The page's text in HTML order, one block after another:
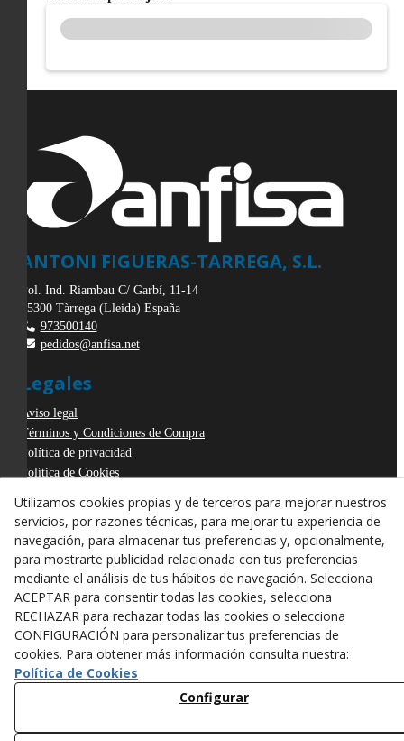
ANTONI FIGUERAS-TARREGA, S.L.
Pol. Ind. Riambau C/ Garbí, 11-14
25300 Tàrrega (Lleida) España
973500140
pedidos@anfisa.net
Legales
Aviso legal
Términos y Condiciones de Compra
Política de privacidad
Política de Cookies
Derecho de desistimiento
Utilizamos cookies propias y de terceros para mejorar nuestros
servicios, por razones técnicas, para mejorar tu experiencia de
navegación, para almacenar tus preferencias y, opcionalmente,
para mostrarte publicidad relacionada con tus preferencias
mediante el análisis de tus hábitos de navegación. Selecciona
ACEPTAR para consentir todas las cookies, selecciona
RECHAZAR para rechazar todas las cookies o selecciona
CONFIGURACIÓN para personalizar tus preferencias de
cookies. Para obtener más información consulta nuestra:
Política de Cookies
Configurar